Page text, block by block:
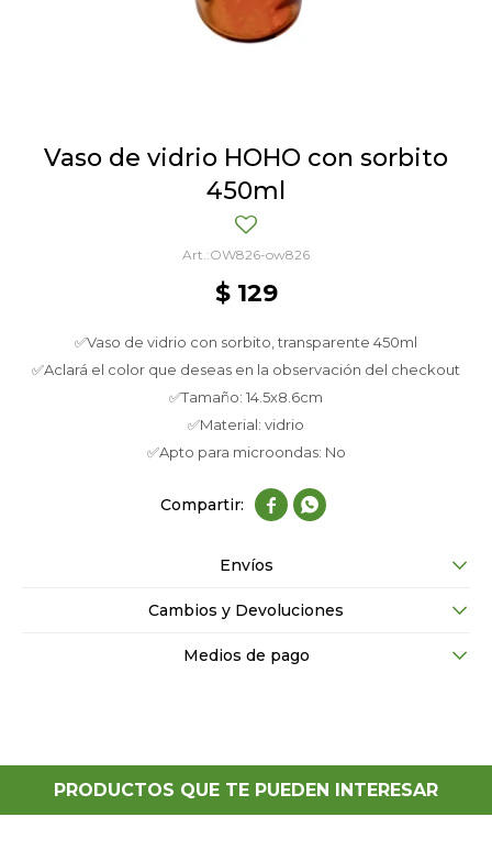
Vaso de vidrio HOHO con sorbito
450ml
OW826-ow826
$ 129
✅Vaso de vidrio con sorbito, transparente 450ml
✅Aclará el color que deseas en la observación del checkout
✅Tamaño: 14.5x8.6cm
✅Material: vidrio
✅Apto para microondas: No
 
Envíos
Cambios y Devoluciones
Medios de pago
PRODUCTOS QUE TE PUEDEN INTERESAR